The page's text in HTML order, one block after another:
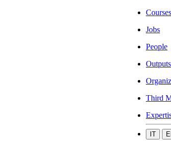
Courses
Jobs
People
Outputs
Third
IT